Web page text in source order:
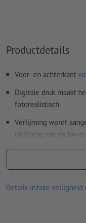
Rugdikte: 2 mm
Hoe maak ik
Productdetails
Voor- en achterkant
Digitale druk maakt
fotorealistisch
Verlijming wordt
uitlijning van de lay-
Bindmethode: PUR-
vellen met
De
Details inzake veiligheid